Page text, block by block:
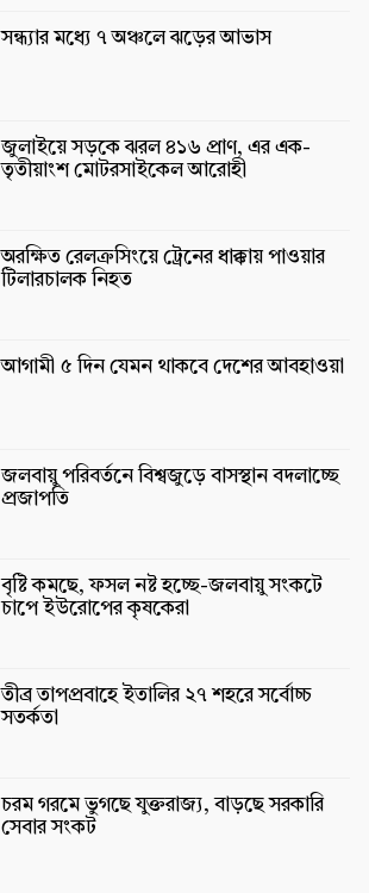
সন্ধ্যার মধ্যে ৭ অঞ্চলে ঝড়ের আভাস
জুলাইয়ে সড়কে ঝরল ৪১৬ প্রাণ, এর এক-
তৃতীয়াংশ মোটরসাইকেল আরোহী
অরক্ষিত রেলক্রসিংয়ে ট্রেনের ধাক্কায় পাওয়ার
টিলারচালক নিহত
আগামী ৫ দিন যেমন থাকবে দেশের আবহাওয়া
জলবায়ু পরিবর্তনে বিশ্বজুড়ে বাসস্থান বদলাচ্ছে
প্রজাপতি
বৃষ্টি কমছে, ফসল নষ্ট হচ্ছে-জলবায়ু সংকটে
চাপে ইউরোপের কৃষকেরা
তীব্র তাপপ্রবাহে ইতালির ২৭ শহরে সর্বোচ্চ
সতর্কতা
চরম গরমে ভুগছে যুক্তরাজ্য, বাড়ছে সরকারি
সেবার সংকট